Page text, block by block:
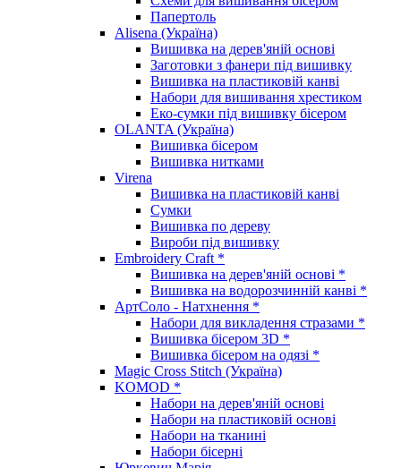
Папертоль
Alisena (Україна)
Вишивка на дерев'яній основі
Заготовки з фанери під вишивку
Вишивка на пластиковій канві
Набори для вишивання хрестиком
Еко-сумки під вишивку бісером
OLANTA (Україна)
Вишивка бісером
Вишивка нитками
Virena
Вишивка на пластиковій канві
Сумки
Вишивка по дереву
Вироби під вишивку
Embroidery Craft *
Вишивка на дерев'яній основі *
Вишивка на водорозчинній канві *
АртСоло - Натхнення *
Набори для викладення стразами *
Вишивка бісером 3D *
Вишивка бісером на одязі *
Magic Cross Stitch (Україна)
KOMOD *
Набори на дерев'яній основі
Набори на пластиковій основі
Набори на тканині
Набори бісерні